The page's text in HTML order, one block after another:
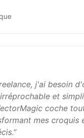
j'ai besoin
et
coche
mes croquis
”